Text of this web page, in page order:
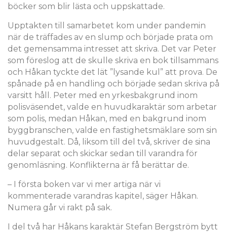
böcker som blir lästa och uppskattade.
Upptakten till samarbetet kom under pandemin
när de träffades av en slump och började prata om
det gemensamma intresset att skriva. Det var Peter
som föreslog att de skulle skriva en bok tillsammans
och Håkan tyckte det lät ”lysande kul” att prova. De
spånade på en handling och började sedan skriva på
varsitt håll. Peter med en yrkesbakgrund inom
polisväsendet, valde en huvudkaraktär som arbetar
som polis, medan Håkan, med en bakgrund inom
byggbranschen, valde en fastighetsmäklare som sin
huvudgestalt. Då, liksom till del två, skriver de sina
delar separat och skickar sedan till varandra för
genomläsning. Konflikterna är få berättar de.
– I första boken var vi mer artiga när vi
kommenterade varandras kapitel, säger Håkan.
Numera går vi rakt på sak.
I del två har Håkans karaktär Stefan Bergström bytt